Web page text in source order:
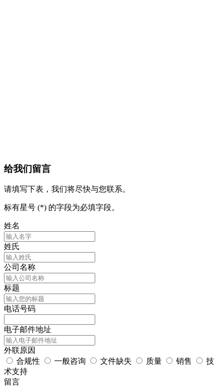
给我们留言
请填写下表，我们将尽快与您联系。
标有星号 (*) 的字段为必填字段。
姓名
姓氏
公司名称
标题
电话号码
电子邮件地址
外联原因
合规性
一般咨询 文件缺失 质量 销售
技
术支持
留言